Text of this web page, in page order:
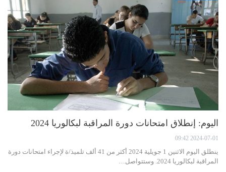
اليوم: إنطلاق امتحانات دورة المراقبة لبكالوريا 2024
2024-07-01 09:42
ينطلق اليوم الاثنين 1 جويلية 2024 أكثر من 41 ألف تلميذ/ة لإجراء امتحانات دورة
المراقبة لبكالوريا 2024. وستتواصل…